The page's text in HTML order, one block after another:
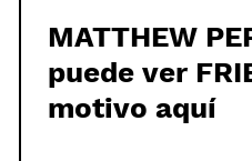
MATTHEW
puede ver
motivo aquí